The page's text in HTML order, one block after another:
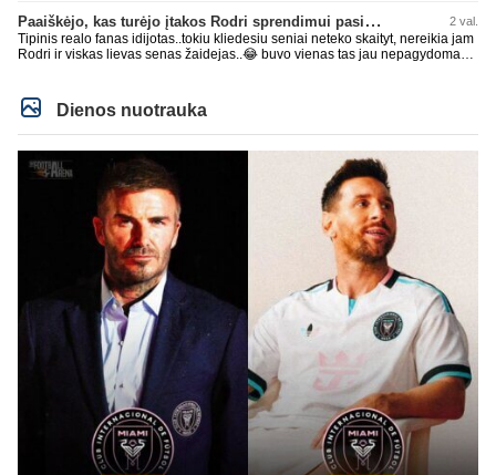
Paaiškėjo, kas turėjo įtakos Rodri sprendimui pasirinkti Barselonos pusę 2 val.
Tipinis realo fanas idijotas..tokiu kliedesiu seniai neteko skaityt, nereikia jam
Rodri ir viskas lievas senas žaidejas..😂 buvo vienas tas jau nepagydomas
Dienos nuotrauka